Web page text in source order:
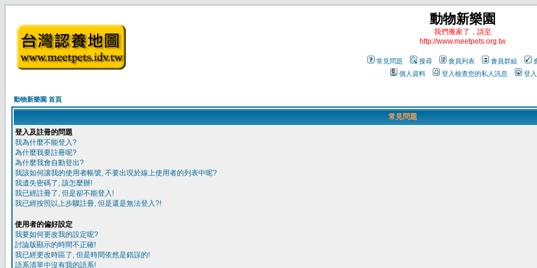
動物新樂園
我們搬家了，請至
http://www.meetpets.org.tw
常見問題 搜尋 會員列表 會員群組
個人資料
登入檢查您的私人訊息 登入
動物新樂園 首頁
常見問題
登入及註冊的問題
我為什麼不能登入?
為什麼我要註冊呢?
為什麼我會自動登出?
我該如何讓我的使用者帳號, 不要出現於線上使用者的列表中呢?
我遺失密碼了, 該怎麼辦!
我已經註冊了, 但是卻不能登入!
我已經按照以上步驟註冊, 但是還是無法登入?!
使用者的偏好設定
我要如何更改我的設定呢?
討論版顯示的時間不正確!
我已經更改時區了, 但是時間依然是錯誤的!
語系清單中沒有我的語系!